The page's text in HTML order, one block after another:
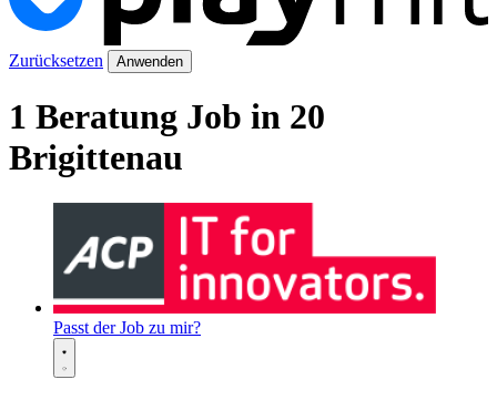
Zurücksetzen Anwenden
1 Beratung Job in 20
Brigittenau
Passt der Job zu mir?